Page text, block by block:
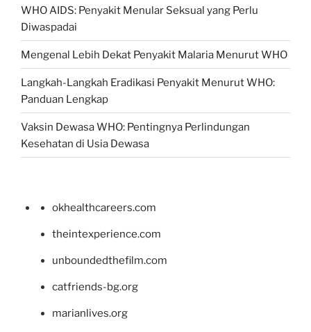
WHO AIDS: Penyakit Menular Seksual yang Perlu
Diwaspadai
Mengenal Lebih Dekat Penyakit Malaria Menurut WHO
Langkah-Langkah Eradikasi Penyakit Menurut WHO:
Panduan Lengkap
Vaksin Dewasa WHO: Pentingnya Perlindungan
Kesehatan di Usia Dewasa
okhealthcareers.com
theintexperience.com
unboundedthefilm.com
catfriends-bg.org
marianlives.org